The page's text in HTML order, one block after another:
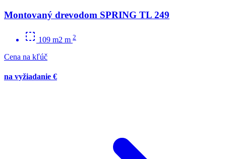
Montovaný drevodom SPRING TL 249
109 m2 m 2
Cena na kľúč
na vyžiadanie €